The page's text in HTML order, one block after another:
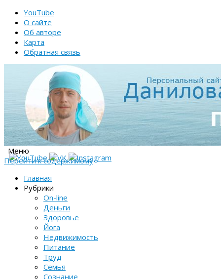
YouTube
О сайте
Об авторе
Карта
Обратная связь
Меню
Перейти к содержимому
Главная
Рубрики
On-line
Деньги
Здоровье
Йога
Недвижимость
Питание
Труд
Семья
Сознание